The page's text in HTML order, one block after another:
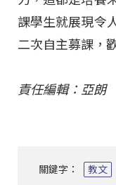
課學生就展現令
二次自主募課，
責任編輯：亞朗
關鍵字： 教文